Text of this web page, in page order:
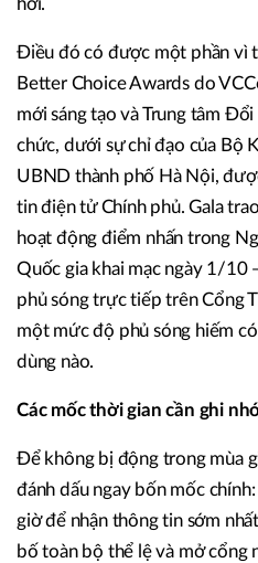
hơi.
Điều đó có được một phần vì
Better Choice Awards do
mới sáng tạo và Trung tâm
chức, dưới sự chỉ đạo của Bộ
UBND thành phố Hà Nội,
tin điện tử Chính phủ. Gala
hoạt động điểm nhấn trong
Quốc gia khai mạc ngày 1/10
phủ sóng trực tiếp trên Cổng
một mức độ phủ sóng hiếm
dùng nào.
Các mốc thời gian cần ghi
Để không bị động trong mùa
đánh dấu ngay bốn mốc
giờ để nhận thông tin sớm
bố toàn bộ thể lệ và mở cổng